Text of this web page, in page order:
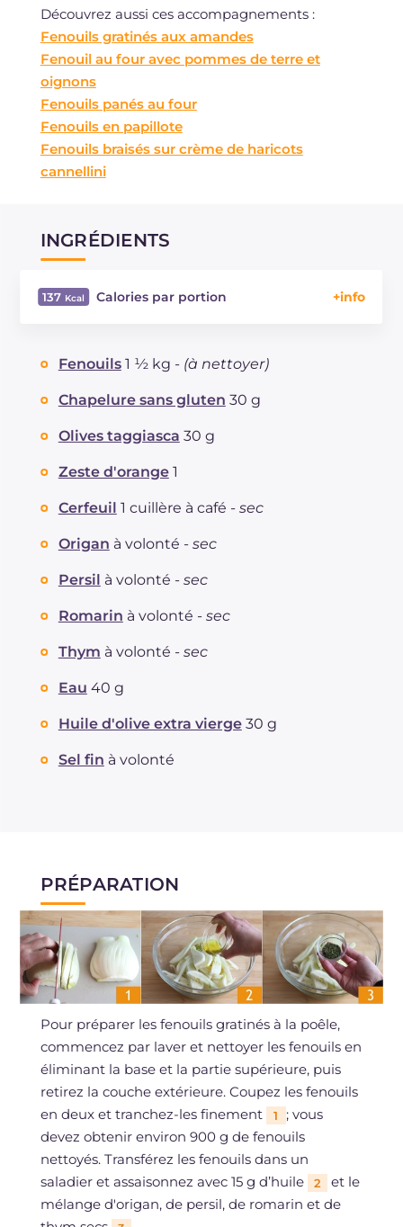
Découvrez aussi ces accompagnements :
Fenouils gratinés aux amandes
Fenouil au four avec pommes de terre et
oignons
Fenouils panés au four
Fenouils en papillote
Fenouils braisés sur crème de haricots
cannellini
INGRÉDIENTS
137 Calories par portion
Dont sucres
Protéine
dont acides gras saturés
Fibre
Fenouils 1 ½ kg - (à nettoyer)
Chapelure sans gluten 30 g
Olives taggiasca 30 g
Zeste d'orange 1
Cerfeuil 1 cuillère à café - sec
Origan à volonté - sec
Persil à volonté - sec
Romarin à volonté - sec
Thym à volonté - sec
Eau 40 g
Huile d'olive extra vierge 30 g
Sel fin à volonté
PRÉPARATION
Pour préparer les fenouils gratinés à la poêle,
commencez par laver et nettoyer les fenouils en
éliminant la base et la partie supérieure, puis
retirez la couche extérieure. Coupez les fenouils
en deux et tranchez-les finement
1
; vous
devez obtenir environ 900 g de fenouils
nettoyés. Transférez les fenouils dans un
saladier et assaisonnez avec 15 g d’huile
2
et le
mélange d'origan, de persil, de romarin et de